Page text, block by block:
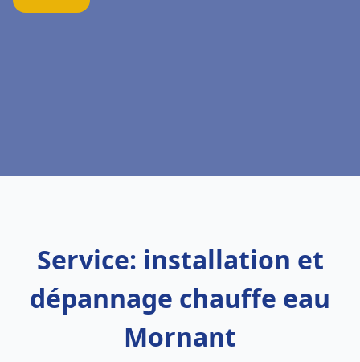
Service: installation et
dépannage chauffe eau
Mornant